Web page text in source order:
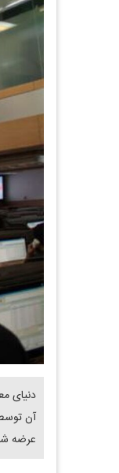
دنیای
آن
عرضه